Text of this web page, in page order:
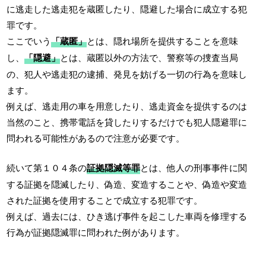
に逃走した逃走犯を蔵匿したり、隠避した場合に成立する犯
罪です。
ここでいう「蔵匿」とは、隠れ場所を提供することを意味
し、「隠避」とは、蔵匿以外の方法で、警察等の捜査当局
の、犯人や逃走犯の逮捕、発見を妨げる一切の行為を意味し
ます。
例えば、逃走用の車を用意したり、逃走資金を提供するのは
当然のこと、携帯電話を貸したりするだけでも犯人隠避罪に
問われる可能性があるので注意が必要です。
続いて第１０４条の証拠隠滅等罪とは、他人の刑事事件に関
する証拠を隠滅したり、偽造、変造することや、偽造や変造
された証拠を使用することで成立する犯罪です。
例えば、過去には、ひき逃げ事件を起こした車両を修理する
行為が証拠隠滅罪に問われた例があります。